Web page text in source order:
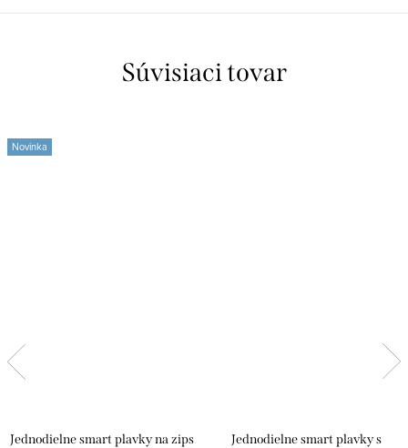
Súvisiaci tovar
Novinka
Jednodielne smart plavky na zips
Jednodielne smart plavky s